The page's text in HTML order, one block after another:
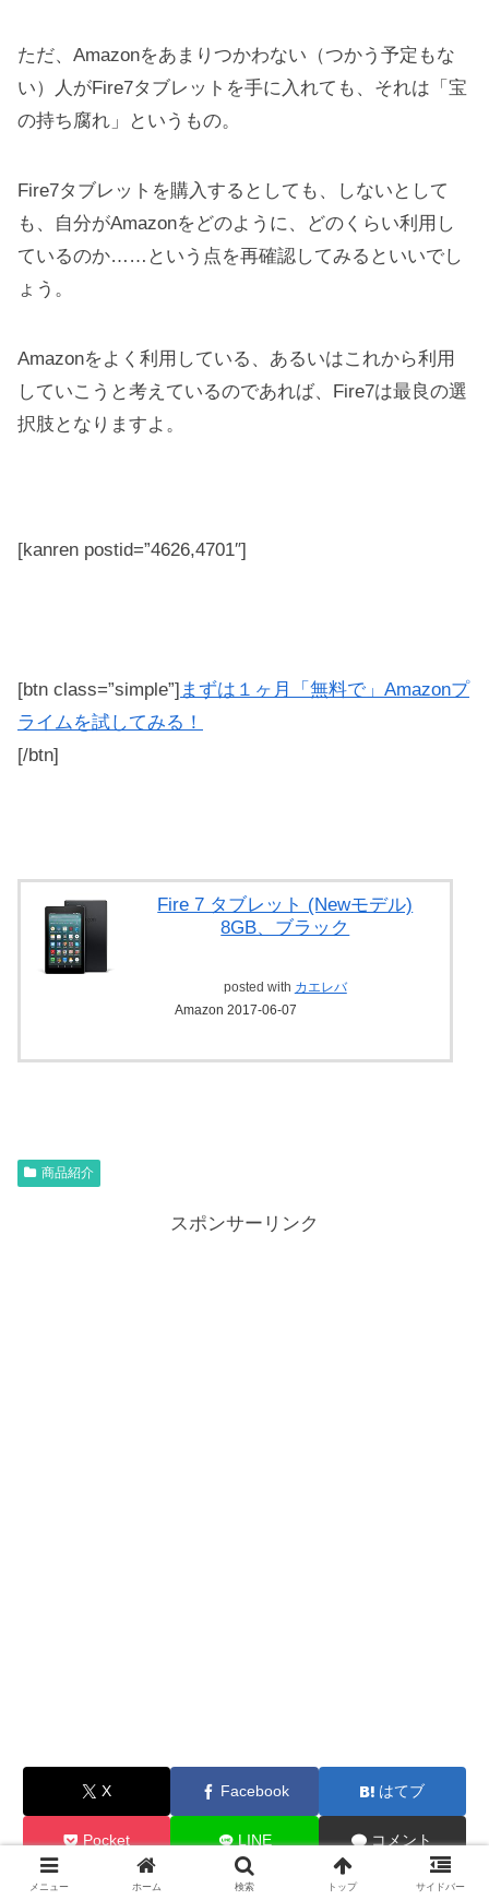
ただ、Amazonをあまりつかわない（つかう予定もな
い）人がFire7タブレットを手に入れても、それは「宝
の持ち腐れ」というもの。
Fire7タブレットを購入するとしても、しないとして
も、自分がAmazonをどのように、どのくらい利用し
ているのか……という点を再確認してみるといいでし
ょう。
Amazonをよく利用している、あるいはこれから利用
していこうと考えているのであれば、Fire7は最良の選
択肢となりますよ。
[kanren postid=”4626,4701″]
[btn class=”simple”] まずは１ヶ月「無料で」Amazonプ
ライムを試してみる！
[/btn]
Fire 7 タブレット (Newモデル)
8GB、ブラック
posted with カエレバ
Amazon 2017-06-07
商品紹介
スポンサーリンク
X Facebook はてブ
Pocket LINE コメント
メニュー ホーム 検索 トップ サイドバー